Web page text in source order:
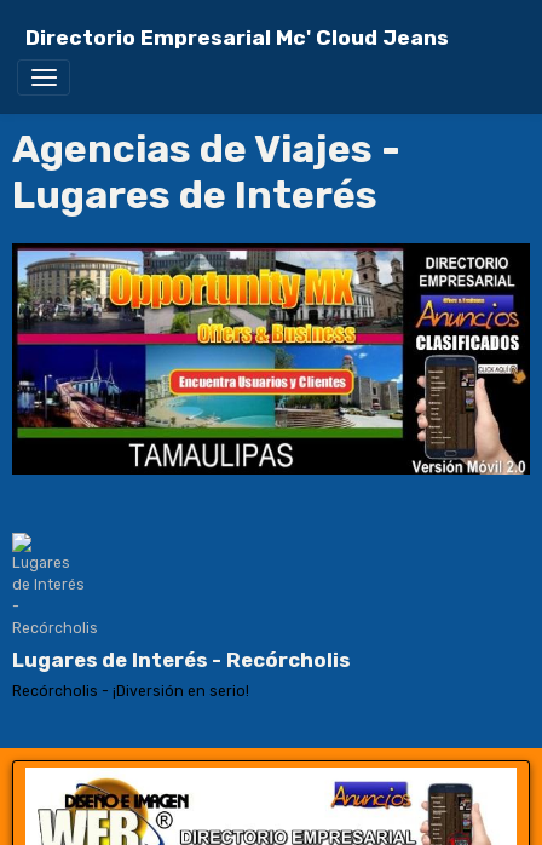
Directorio Empresarial Mc' Cloud Jeans
Agencias de Viajes -
Lugares de Interés
Lugares de Interés - Recórcholis
Recórcholis - ¡Diversión en serio!